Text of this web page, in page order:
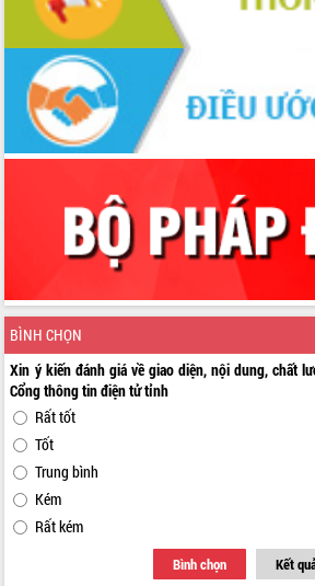
BÌNH CHỌN
Xin ý kiến đánh giá về giao diện, nội dung, chất
Cổng thông tin điện tử tỉnh
Rất tốt
Tốt
Trung bình
Kém
Rất kém
Bình chọn Kết